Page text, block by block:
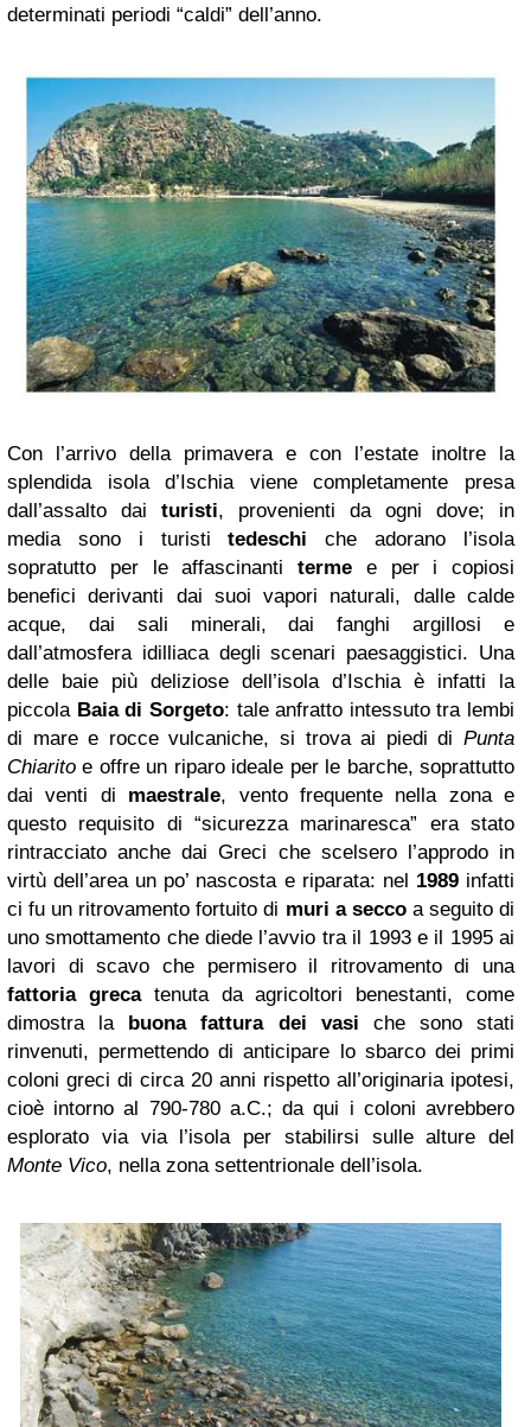
determinati periodi “caldi” dell’anno.
Con l’arrivo della primavera e con l’estate inoltre la
splendida isola d’Ischia viene completamente presa
dall’assalto dai turisti, provenienti da ogni dove; in
media sono i turistitedeschi che adorano l’isola
sopratutto per le affascinanti terme e per i copiosi
benefici derivanti dai suoi vapori naturali, dalle calde
acque, dai sali minerali, dai fanghi argillosi e
dall’atmosfera idilliaca degli scenari paesaggistici. Una
delle baie più deliziose dell’isola d’Ischia è infatti la
piccola Baia di Sorgeto: tale anfratto intessuto tra lembi
di mare e rocce vulcaniche, si trova ai piedi di Punta
Chiarito e offre un riparo ideale per le barche, soprattutto
dai venti di maestrale, vento frequente nella zona e
questo requisito di “sicurezza marinaresca” era stato
rintracciato anche dai Greci che scelsero l’approdo in
virtù dell’area un po’ nascosta e riparata: nel 1989infatti
ci fu un ritrovamento fortuito di muri a seccoa seguito di
uno smottamento che diede l’avvio tra il 1993 e il 1995 ai
lavori di scavo che permisero il ritrovamento di una
fattoria grecatenuta da agricoltori benestanti, come
dimostra la
buona fattura dei vasi che sono stati
rinvenuti, permettendo di anticipare lo sbarco dei primi
coloni greci di circa 20 anni rispetto all’originaria ipotesi,
cioè intorno al 790-780 a.C.; da qui i coloni avrebbero
esplorato via via l’isola per stabilirsi sulle alture del
Monte Vico, nella zona settentrionale dell’isola.